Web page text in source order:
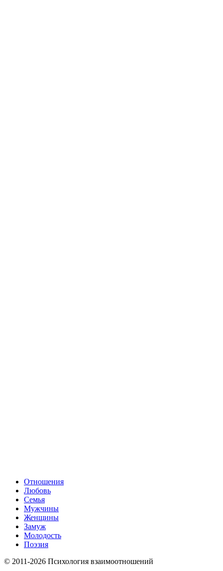
Отношения
Любовь
Семья
Мужчины
Женщины
Замуж
Молодость
Поэзия
© 2011-2026 Психология взаимоотношений